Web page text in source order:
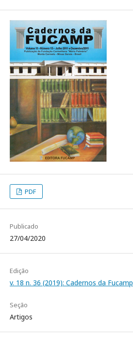
PDF
Publicado
27/04/2020
Edição
v. 18 n. 36 (2019): Cadernos da Fucamp
Seção
Artigos